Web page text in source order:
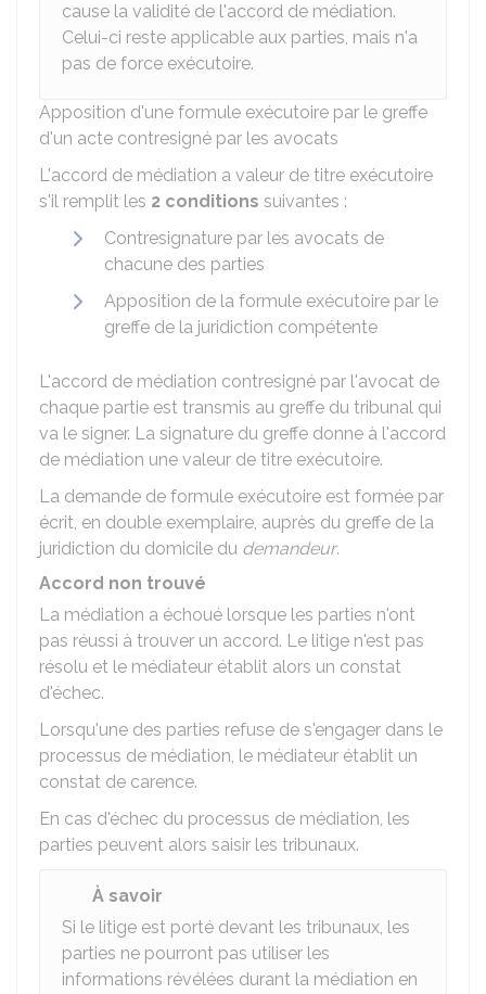
cause la validité de l'accord de médiation.
Celui-ci reste applicable aux parties, mais n'a
pas de force exécutoire.
Apposition d'une formule exécutoire par le greffe
d'un acte contresigné par les avocats
L'accord de médiation a valeur de titre exécutoire
s'il remplit les 2 conditions suivantes :
Contresignature par les avocats de
chacune des parties
Apposition de la formule exécutoire par le
greffe de la juridiction compétente
L'accord de médiation contresigné par l'avocat de
chaque partie est transmis au greffe du tribunal qui
va le signer. La signature du greffe donne à l'accord
de médiation une valeur de titre exécutoire.
La demande de formule exécutoire est formée par
écrit, en double exemplaire, auprès du greffe de la
juridiction du domicile du demandeur.
Accord non trouvé
La médiation a échoué lorsque les parties n'ont
pas réussi à trouver un accord. Le litige n'est pas
résolu et le médiateur établit alors un constat
d'échec.
Lorsqu'une des parties refuse de s'engager dans le
processus de médiation, le médiateur établit un
constat de carence.
En cas d'échec du processus de médiation, les
parties peuvent alors saisir les tribunaux.
À savoir
Si le litige est porté devant les tribunaux, les
parties ne pourront pas utiliser les
informations révélées durant la médiation en